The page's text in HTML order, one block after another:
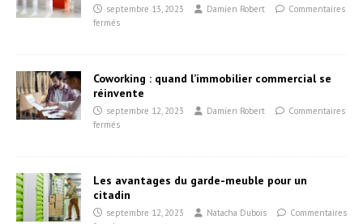
septembre 13, 2023 Damien Robert
Commentaires
fermés
Coworking : quand l’immobilier commercial se
réinvente
septembre 12, 2023 Damien Robert
Commentaires
fermés
Les avantages du garde-meuble pour un
citadin
septembre 12, 2023 Natacha Dubois
Commentaires